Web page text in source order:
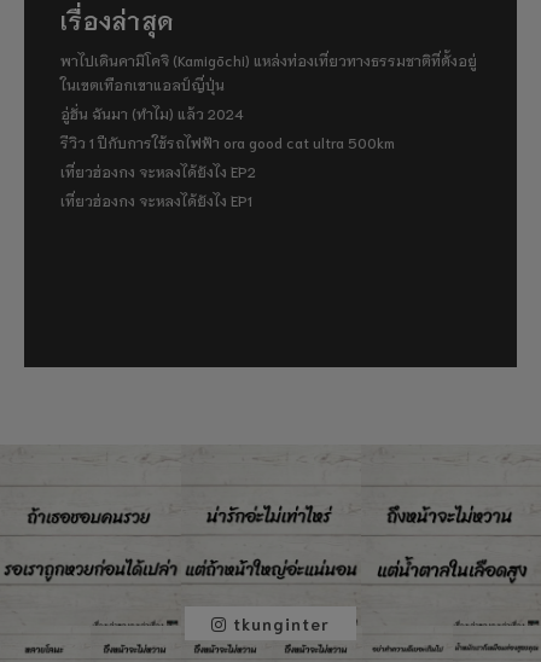
เรื่องล่าสุด
พาไปเดินคามิโคจิ (Kamigōchi) แหล่งท่องเที่ยวทางธรรมชาติที่ตั้งอยู่
ในเขตเทือกเขาแอลป์ญี่ปุ่น
อู่ฮั่น ฉันมา (ทำไม) แล้ว 2024
รีวิว 1 ปีกับการใช้รถไฟฟ้า ora good cat ultra 500km
เที่ยวฮ่องกง จะหลงได้ยังไง EP2
เที่ยวฮ่องกง จะหลงได้ยังไง EP1
tkunginter